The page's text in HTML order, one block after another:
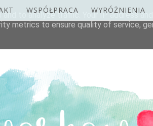
WSPÓŁPRACA WYRÓŻNIENIA
to analyze traffic. Your IP address and
metrics to ensure quality of service,